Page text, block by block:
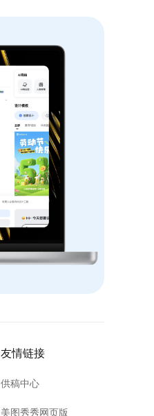
友情链接
供稿中心
美图秀秀网页版